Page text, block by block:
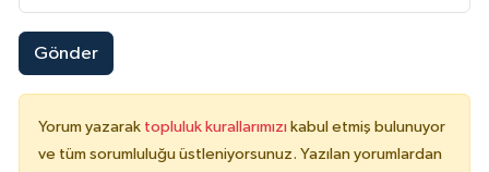
Gönder
Yorum yazarak topluluk kurallarımızı kabul etmiş bulunuyor
ve tüm sorumluluğu üstleniyorsunuz. Yazılan yorumlardan